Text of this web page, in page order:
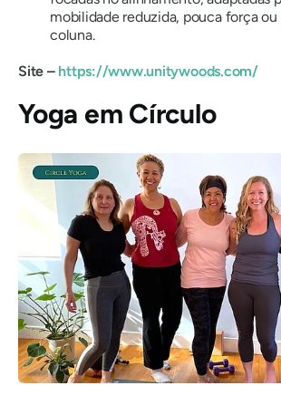
mobilidade reduzida, pouca força ou
coluna.
Site –https://www.unitywoods.com/
Yoga em Círculo